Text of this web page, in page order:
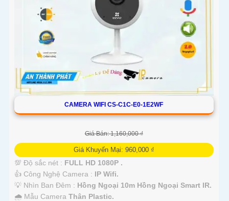
CAMERA WIFI CS-C1C-E0-1E2WF
Giá Bán: 1,160,000 ₫
Giá Khuyến Mại: 960,000 ₫
💯 Độ sắc nét : FULL HD 1080P .
👍 Công Nghệ Camera : IP Wifi.
💡 Nhìn Ban Đêm : Hồng Ngoại 10m Hồng Ngoại Smart IR.
🌧️ Mẫu Camera Thân Plastic.